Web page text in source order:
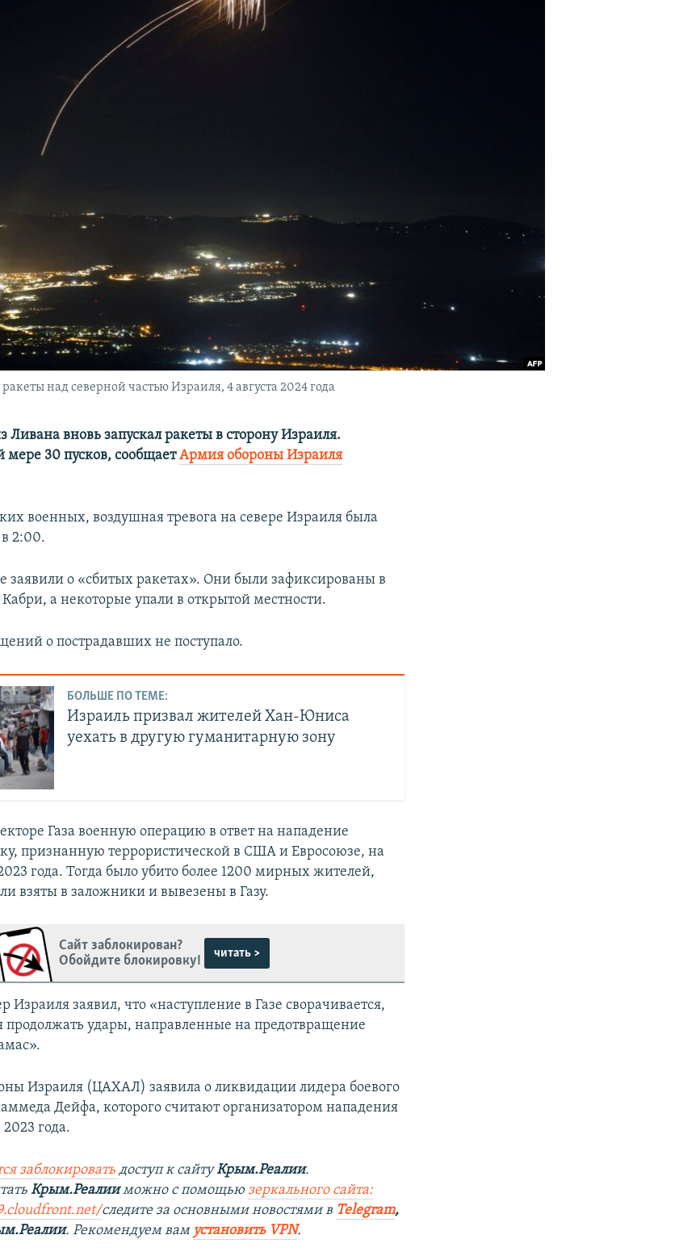
над северной частью Израиля, 4 августа 2024 года
Ливана вновь запускал ракеты в сторону Израиля.
мере 30 пусков, сообщаетАрмия обороны Израиля
военных, воздушная тревога на севере Израиля была
2:00.
заявили о «сбитых ракетах». Они были зафиксированы в
а некоторые упали в открытой местности.
о пострадавших не поступало.
БОЛЬШЕ ПО ТЕМЕ:
Израиль призвал жителей Хан-Юниса
уехать в другую гуманитарную зону
Газа военную операцию в ответ на нападение
признанную террористической в США и Евросоюзе, на
года. Тогда было убито более 1200 мирных жителей,
взяты в заложники и вывезены в Газу.
Сайт заблокирован?
Обойдите блокировку!
читать >
заявил, что «наступление в Газе сворачивается,
продолжать удары, направленные на предотвращение
Израиля (ЦАХАЛ) заявила о ликвидации лидера боевого
Дейфа, которого считают организатором нападения
года.
заблокировать доступ к сайтуКрым.Реалии.
Крым.Реалииможно с помощьюзеркального сайта:
следите за основными новостями в Telegram,
. Рекомендуем вам установить VPN.